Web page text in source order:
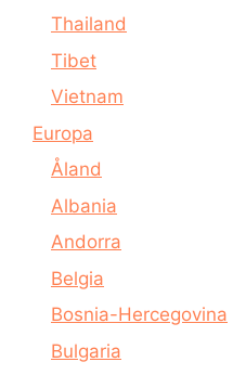
Thailand
Tibet
Vietnam
Europa
Åland
Albania
Andorra
Belgia
Bosnia-Hercegovina
Bulgaria